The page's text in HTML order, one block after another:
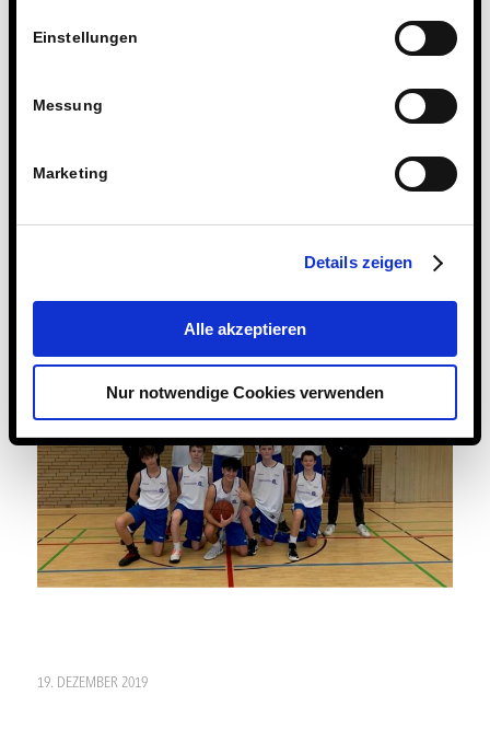
Einstellungen
Messung
Marketing
Details zeigen
Alle akzeptieren
Nur notwendige Cookies verwenden
19. DEZEMBER 2019